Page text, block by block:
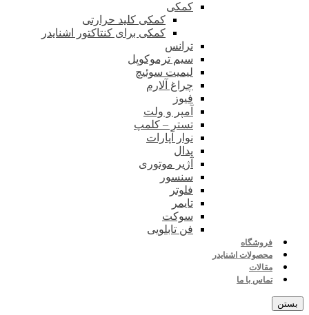
کمکی
کمکی کلید حرارتی
کمکی برای کنتاکتور اشنایدر
ترانس
سیم ترموکوپل
لیمیت سوئیچ
چراغ آلارم
فیوز
آمپر و ولت
تستر – کلمپ
نوار آپارات
پدال
آژیر موتوری
سنسور
فلوتر
تایمر
سوکت
فن تابلویی
فروشگاه
محصولات اشنایدر
مقالات
تماس با ما
بستن